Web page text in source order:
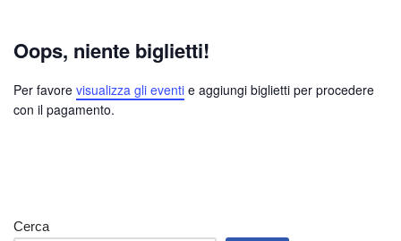
Oops, niente biglietti!
Per favore visualizza gli eventi e aggiungi biglietti per procedere
con il pagamento.
Cerca